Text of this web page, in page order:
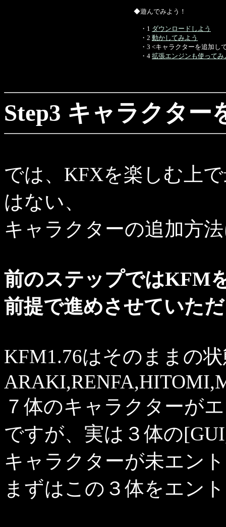
◆遊んでみよう！
・1 ダウンロードしよう
・2 動かしてみよう
・3 <キャラクターを追加し
・4 拡張エンジンも使ってみ
Step3 キャラクター
では、KFXを楽しむ上
はない、
キャラクターの追加方
前のステップではKFM
前提で進めさせていた
KFM1.76はそのままの
７体のキャラクターが
ですが、実は３体の
キャラクターが未エン
まずはこの３体をエン